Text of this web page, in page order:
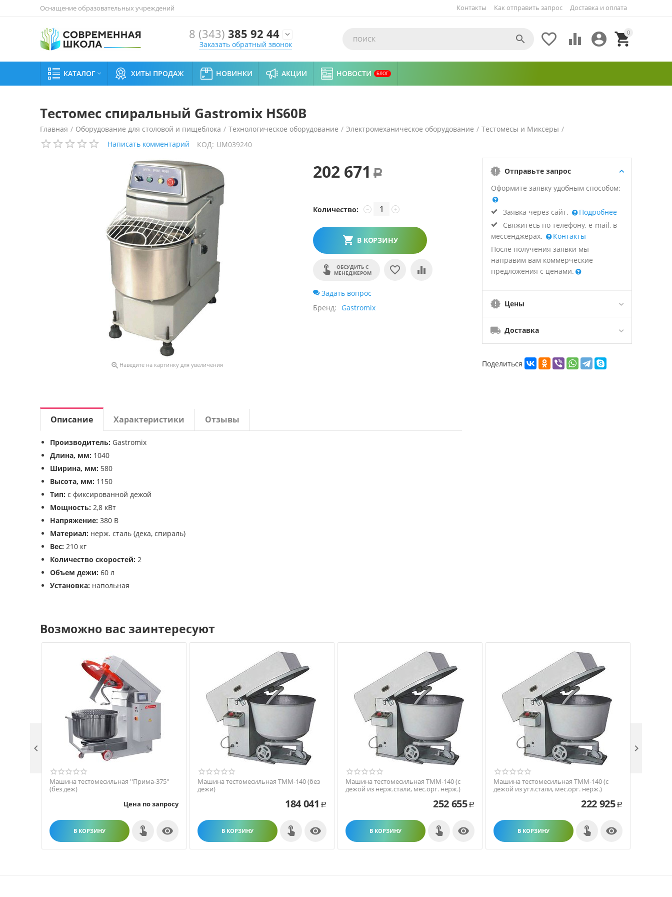
Оснащение образовательных учреждений Как отправить запрос Доставка и оплата
Контакты
8 (343) 385 92 44 
Заказать обратный звонок
0


 

КАТАЛОГ  ХИТЫ ПРОДАЖ НОВИНКИ АКЦИИ НОВОСТИ БЛОГ
Тестомес спиральный Gastromix HS60B
Главная / Оборудование для столовой и пищеблока / Технологическое оборудование / Электромеханическое оборудование / Тестомесы и Миксеры /
Тестомес спиральный Gastromix HS60B
Написать комментарий КОД: UM039240
 Наведите на картинку для увеличения
202 671 Р
Количество: +
−
В КОРЗИНУ
ОБСУДИТЬ С
МЕНЕДЖЕРОМ
Задать вопрос
Бренд
Gastromix
Отправьте запрос
Оформите заявку удобным способом:
Заявка через сайт.
Подробнее
Свяжитесь по телефону, e-mail, в
мессенджерах.
Контакты
После получения заявки мы
направим вам коммерческие
предложения с ценами.
Цены
Доставка
Поделиться
Описание Характеристики Отзывы
Производитель: Gastromix
Длина, мм: 1040
Ширина, мм: 580
Высота, мм: 1150
Тип: с фиксированной дежой
Мощность: 2,8 кВт
Напряжение: 380 В
Материал: нерж. сталь (дека, спираль)
Вес: 210 кг
Количество скоростей: 2
Объем дежи: 60 л
Установка: напольная
Возможно вас заинтересуют
Машина тестомесильная ''Прима-375''
(без деж)
Цена по запросу
В КОРЗИНУ 
Машина тестомесильная ТММ-140 (без
дежи)
184 041 Р
В КОРЗИНУ 
Машина тестомесильная ТММ-140 (с
дежой из нерж.стали, мес.орг. нерж.)
252 655 Р
В КОРЗИНУ 
Машина тестомесильная ТММ-140 (с
дежой из угл.стали, мес.орг. нерж.)
222 925 Р
В КОРЗИНУ 
 